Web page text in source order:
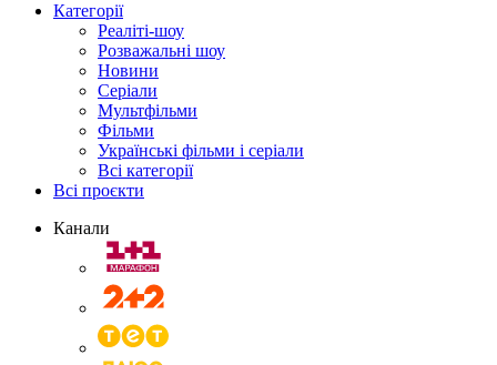
Категорії
Реаліті-шоу
Розважальні шоу
Новини
Серіали
Мультфільми
Фільми
Українські фільми і серіали
Всі категорії
Всі проєкти
Канали